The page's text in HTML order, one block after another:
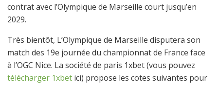
contrat avec l’Olympique de Marseille court jusqu’en
2029.
Très bientôt, L’Olympique de Marseille disputera son
match des 19e journée du championnat de France face
à l’OGC Nice. La société de paris 1xbet (vous pouvez
télécharger 1xbet ici) propose les cotes suivantes pour